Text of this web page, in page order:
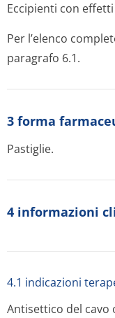
Eccipienti con
Per l’elenco
paragrafo 6.1.
3 forma
Pastiglie.
4 informazioni
4.1 indicazioni
Antisettico del cavo